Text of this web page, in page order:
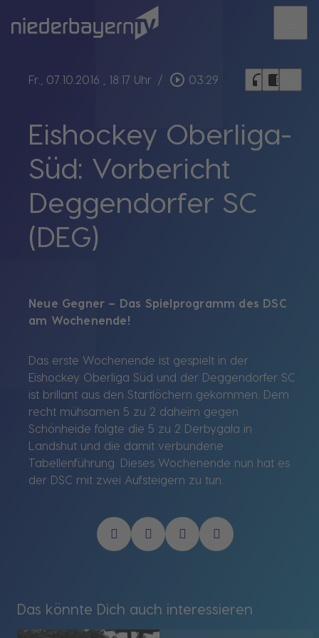
Fr., 07.10.2016 , 18:17 Uhr / play_circle_outline 03:29 headphones chrome_reader_mode
Eishockey Oberliga-
Süd: Vorbericht
Deggendorfer SC
(DEG)
Neue Gegner – Das Spielprogramm des DSC
am Wochenende!
Das erste Wochenende ist gespielt in der
Eishockey Oberliga Süd und der Deggendorfer SC
ist brillant aus den Startlöchern gekommen. Dem
recht mühsamen 5 zu 2 daheim gegen
Schönheide folgte die 5 zu 2 Derbygala in
Landshut und die damit verbundene
Tabellenführung. Dieses Wochenende nun hat es
der DSC mit zwei Aufsteigern zu tun.
Das könnte Dich auch interessieren